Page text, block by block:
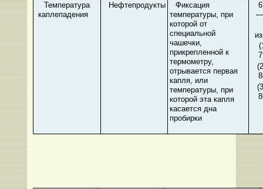
Температура
каплепадения
Нефтепродукты
Фиксация
температуры, при
которой от
специальной
чашечки,
прикрепленной к
термометру,
отрывается первая
капля, или
температуры, при
которой эта капля
касается дна
пробирки